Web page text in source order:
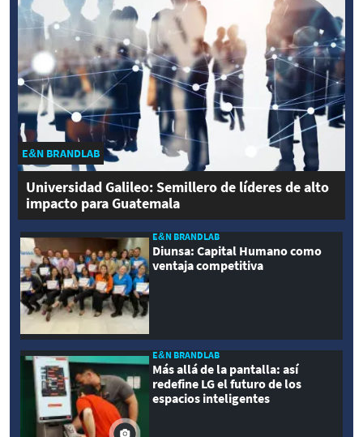
E&N BRANDLAB
Universidad Galileo: Semillero de líderes de alto
impacto para Guatemala
E&N BRANDLAB
Diunsa: Capital Humano como
ventaja competitiva
E&N BRANDLAB
Más allá de la pantalla: así
redefine LG el futuro de los
espacios inteligentes